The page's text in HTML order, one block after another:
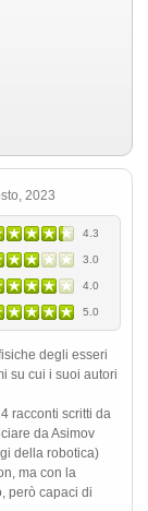
2023
4.3
3.0
4.0
5.0
degli esseri
su cui i suoi autori
racconti scritti da
da Asimov
della robotica)
ma con la
però capaci di